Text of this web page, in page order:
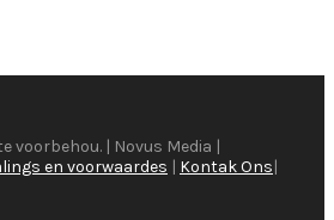
voorbehou. | Novus Media |
en voorwaardes | Kontak Ons|